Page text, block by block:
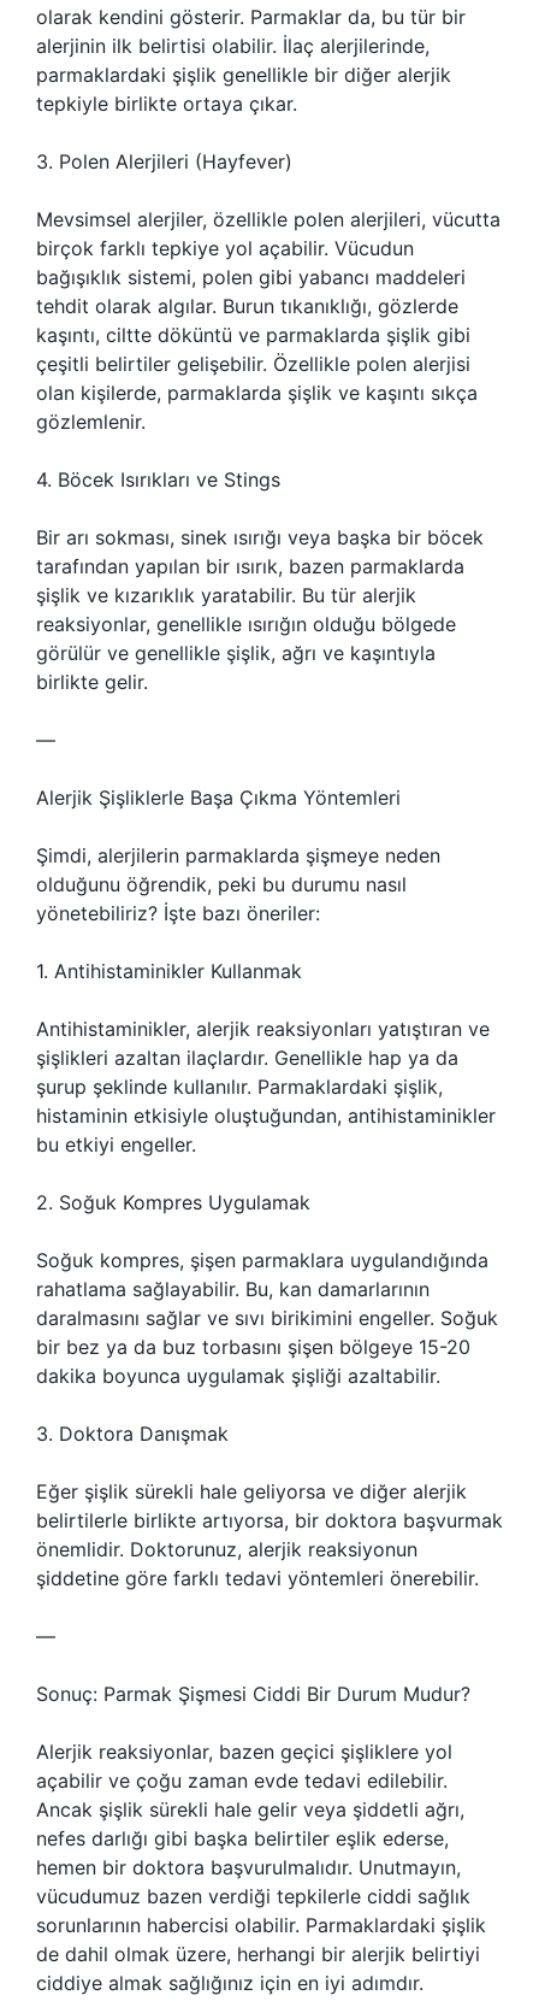
olarak kendini gösterir. Parmaklar da, bu tür bir
alerjinin ilk belirtisi olabilir. İlaç alerjilerinde,
parmaklardaki şişlik genellikle bir diğer alerjik
tepkiyle birlikte ortaya çıkar.
3. Polen Alerjileri (Hayfever)
Mevsimsel alerjiler, özellikle polen alerjileri, vücutta
birçok farklı tepkiye yol açabilir. Vücudun
bağışıklık sistemi, polen gibi yabancı maddeleri
tehdit olarak algılar. Burun tıkanıklığı, gözlerde
kaşıntı, ciltte döküntü ve parmaklarda şişlik gibi
çeşitli belirtiler gelişebilir. Özellikle polen alerjisi
olan kişilerde, parmaklarda şişlik ve kaşıntı sıkça
gözlemlenir.
4. Böcek Isırıkları ve Stings
Bir arı sokması, sinek ısırığı veya başka bir böcek
tarafından yapılan bir ısırık, bazen parmaklarda
şişlik ve kızarıklık yaratabilir. Bu tür alerjik
reaksiyonlar, genellikle ısırığın olduğu bölgede
görülür ve genellikle şişlik, ağrı ve kaşıntıyla
birlikte gelir.
—
Alerjik Şişliklerle Başa Çıkma Yöntemleri
Şimdi, alerjilerin parmaklarda şişmeye neden
olduğunu öğrendik, peki bu durumu nasıl
yönetebiliriz? İşte bazı öneriler:
1. Antihistaminikler Kullanmak
Antihistaminikler, alerjik reaksiyonları yatıştıran ve
şişlikleri azaltan ilaçlardır. Genellikle hap ya da
şurup şeklinde kullanılır. Parmaklardaki şişlik,
histaminin etkisiyle oluştuğundan, antihistaminikler
bu etkiyi engeller.
2. Soğuk Kompres Uygulamak
Soğuk kompres, şişen parmaklara uygulandığında
rahatlama sağlayabilir. Bu, kan damarlarının
daralmasını sağlar ve sıvı birikimini engeller. Soğuk
bir bez ya da buz torbasını şişen bölgeye 15-20
dakika boyunca uygulamak şişliği azaltabilir.
3. Doktora Danışmak
Eğer şişlik sürekli hale geliyorsa ve diğer alerjik
belirtilerle birlikte artıyorsa, bir doktora başvurmak
önemlidir. Doktorunuz, alerjik reaksiyonun
şiddetine göre farklı tedavi yöntemleri önerebilir.
—
Sonuç: Parmak Şişmesi Ciddi Bir Durum Mudur?
Alerjik reaksiyonlar, bazen geçici şişliklere yol
açabilir ve çoğu zaman evde tedavi edilebilir.
Ancak şişlik sürekli hale gelir veya şiddetli ağrı,
nefes darlığı gibi başka belirtiler eşlik ederse,
hemen bir doktora başvurulmalıdır. Unutmayın,
vücudumuz bazen verdiği tepkilerle ciddi sağlık
sorunlarının habercisi olabilir. Parmaklardaki şişlik
de dahil olmak üzere, herhangi bir alerjik belirtiyi
ciddiye almak sağlığınız için en iyi adımdır.